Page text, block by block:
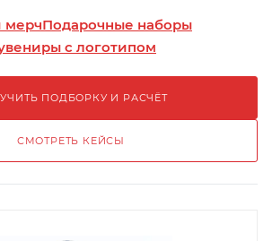
мерчПодарочные наборы
с логотипом
ПОДБОРКУ И РАСЧЁТ
СМОТРЕТЬ КЕЙСЫ